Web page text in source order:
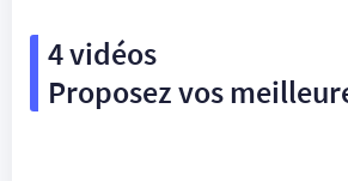
4 vidéos
Proposez vos